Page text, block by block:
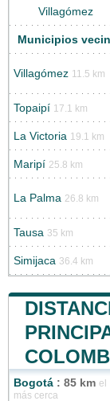
Villagómez
Municipios
Villagómez 11.5 km
Topaipí 17.1 km
La Victoria 19.1 km
Maripí 25.8 km
La Palma 26.8 km
Tausa 35 km
Simijaca 36.4 km
Bogotá : 85 km el
más cerca